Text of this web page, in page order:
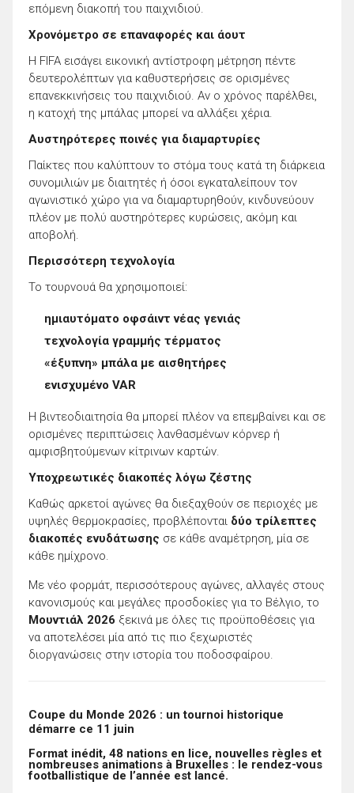
επόμενη διακοπή του παιχνιδιού.
Χρονόμετρο σε επαναφορές και άουτ
Η FIFA εισάγει εικονική αντίστροφη μέτρηση πέντε
δευτερολέπτων για καθυστερήσεις σε ορισμένες
επανεκκινήσεις του παιχνιδιού. Αν ο χρόνος παρέλθει,
η κατοχή της μπάλας μπορεί να αλλάξει χέρια.
Αυστηρότερες ποινές για διαμαρτυρίες
Παίκτες που καλύπτουν το στόμα τους κατά τη διάρκεια
συνομιλιών με διαιτητές ή όσοι εγκαταλείπουν τον
αγωνιστικό χώρο για να διαμαρτυρηθούν, κινδυνεύουν
πλέον με πολύ αυστηρότερες κυρώσεις, ακόμη και
αποβολή.
Περισσότερη τεχνολογία
Το τουρνουά θα χρησιμοποιεί:
ημιαυτόματο οφσάιντ νέας γενιάς
τεχνολογία γραμμής τέρματος
«έξυπνη» μπάλα με αισθητήρες
ενισχυμένο VAR
Η βιντεοδιαιτησία θα μπορεί πλέον να επεμβαίνει και σε
ορισμένες περιπτώσεις λανθασμένων κόρνερ ή
αμφισβητούμενων κίτρινων καρτών.
Υποχρεωτικές διακοπές λόγω ζέστης
Καθώς αρκετοί αγώνες θα διεξαχθούν σε περιοχές με
υψηλές θερμοκρασίες, προβλέπονται δύο τρίλεπτες
διακοπές ενυδάτωσης σε κάθε αναμέτρηση, μία σε
κάθε ημίχρονο.
Με νέο φορμάτ, περισσότερους αγώνες, αλλαγές στους
κανονισμούς και μεγάλες προσδοκίες για το Βέλγιο, το
Μουντιάλ 2026 ξεκινά με όλες τις προϋποθέσεις για
να αποτελέσει μία από τις πιο ξεχωριστές
διοργανώσεις στην ιστορία του ποδοσφαίρου.
Coupe du Monde 2026 : un tournoi historique
démarre ce 11 juin
Format inédit, 48 nations en lice, nouvelles règles et
nombreuses animations à Bruxelles : le rendez-vous
footballistique de l’année est lancé.